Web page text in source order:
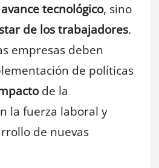
avance tecnológico, sino
de los trabajadores.
empresas deben
de políticas
de la
la fuerza laboral y
de nuevas